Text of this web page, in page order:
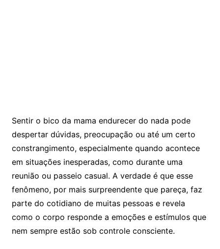
Sentir o bico da mama endurecer do nada pode
despertar dúvidas, preocupação ou até um certo
constrangimento, especialmente quando acontece
em situações inesperadas, como durante uma
reunião ou passeio casual. A verdade é que esse
fenômeno, por mais surpreendente que pareça, faz
parte do cotidiano de muitas pessoas e revela
como o corpo responde a emoções e estímulos que
nem sempre estão sob controle consciente.